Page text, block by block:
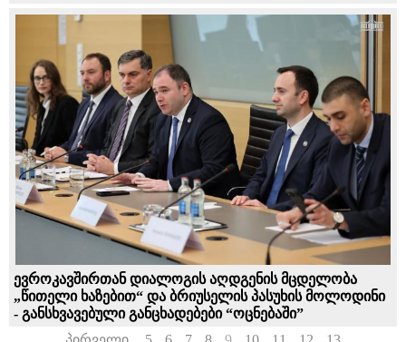
ევროკავშირთან დიალოგის აღდგენის მცდელობა
„წითელი ხაზებით“ და ბრიუსელის პასუხის მოლოდინი
- განსხვავებული განცხადებები “ოცნებაში”